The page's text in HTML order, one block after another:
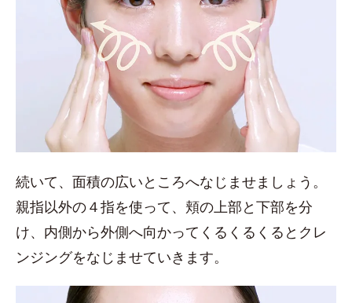
続いて、面積の広いところへなじませましょう。
親指以外の４指を使って、頬の上部と下部を分
け、内側から外側へ向かってくるくるくるとクレ
ンジングをなじませていきます。